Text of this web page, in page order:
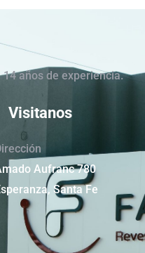
años de experiencia.
Visitanos
Aufranc 780
Santa Fe